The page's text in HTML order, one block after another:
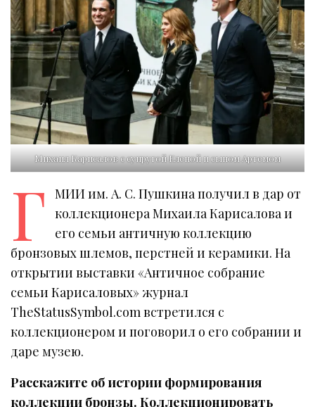
Михаил Карисалов с супругой Еленой и сыном Артемом
Г
МИИ им. А. С. Пушкина получил в дар от
коллекционера Михаила Карисалова и
его семьи античную коллекцию
бронзовых шлемов, перстней и керамики. На
открытии выставки «Античное собрание
семьи Карисаловых» журнал
TheStatusSymbol.com встретился с
коллекционером и поговорил о его собрании и
даре музею.
Расскажите об истории формирования
коллекции бронзы. Коллекционировать